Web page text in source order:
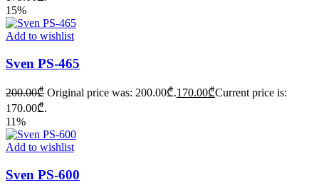
15%
Add to wishlist
Sven PS-465
200.00₾ Original price was: 200.00₾.170.00₾Current price is:
170.00₾.
11%
Add to wishlist
Sven PS-600